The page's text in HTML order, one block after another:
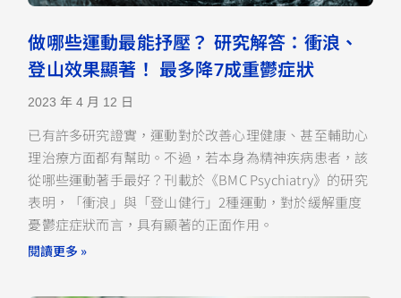
做哪些運動最能抒壓？ 研究解答：衝浪、
登山效果顯著！ 最多降7成重鬱症狀
2023 年 4 月 12 日
已有許多研究證實，運動對於改善心理健康、甚至輔助心
理治療方面都有幫助。不過，若本身為精神疾病患者，該
從哪些運動著手最好？刊載於《BMC Psychiatry》的研究
表明，「衝浪」與「登山健行」2種運動，對於緩解重度
憂鬱症症狀而言，具有顯著的正面作用。
閱讀更多 »